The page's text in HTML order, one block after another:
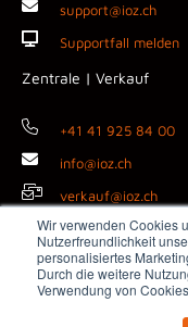
Wir verwenden Cookies
Nutzerfreundlichkeit
personalisiertes
Durch die weitere
Verwendung von
support@ioz.ch
Supportfall melden
Zentrale | Verkauf
+41 41 925 84 00
info@ioz.ch
verkauf@ioz.ch
Copyright © 2026